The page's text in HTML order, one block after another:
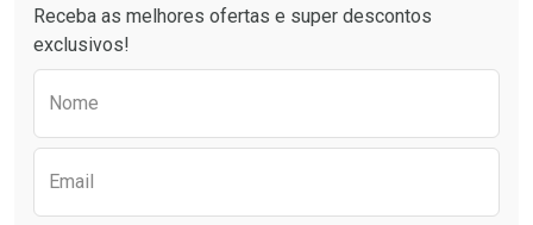
Receba as melhores ofertas e super descontos
exclusivos!
Nome
Email